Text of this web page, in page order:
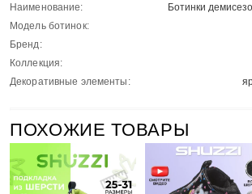
Наименование:
Ботинки
Модель ботинок:
Бренд:
Коллекция:
Декоративные элементы:
ПОХОЖИЕ ТОВАРЫ